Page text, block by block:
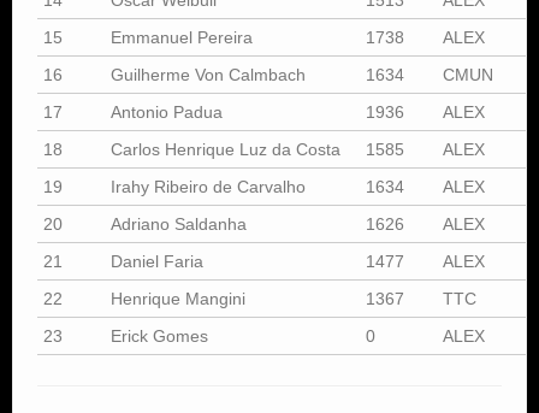
15
Emmanuel Pereira 1738 ALEX
16
Guilherme Von Calmbach 1634 CMUN
17
Antonio Padua 1936
ALEX
18
Carlos Henrique Luz da Costa 1585
ALEX
19
Irahy Ribeiro de Carvalho 1634 ALEX
20
Adriano Saldanha 1626
ALEX
21
Daniel Faria 1477
ALEX
22
Henrique Mangini 1367 TTC
23
Erick Gomes 0 ALEX